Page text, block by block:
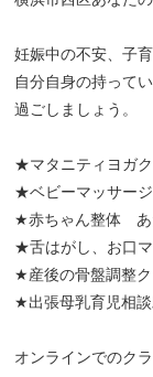
妊娠中の不安、子
自分自身の持って
過ごしましょう。
★マタニティヨガ
★ベビーマッサージ
★赤ちゃん整体
★舌はがし、お口
★産後の骨盤調整ク
★出張母乳育児相
オンラインでのク